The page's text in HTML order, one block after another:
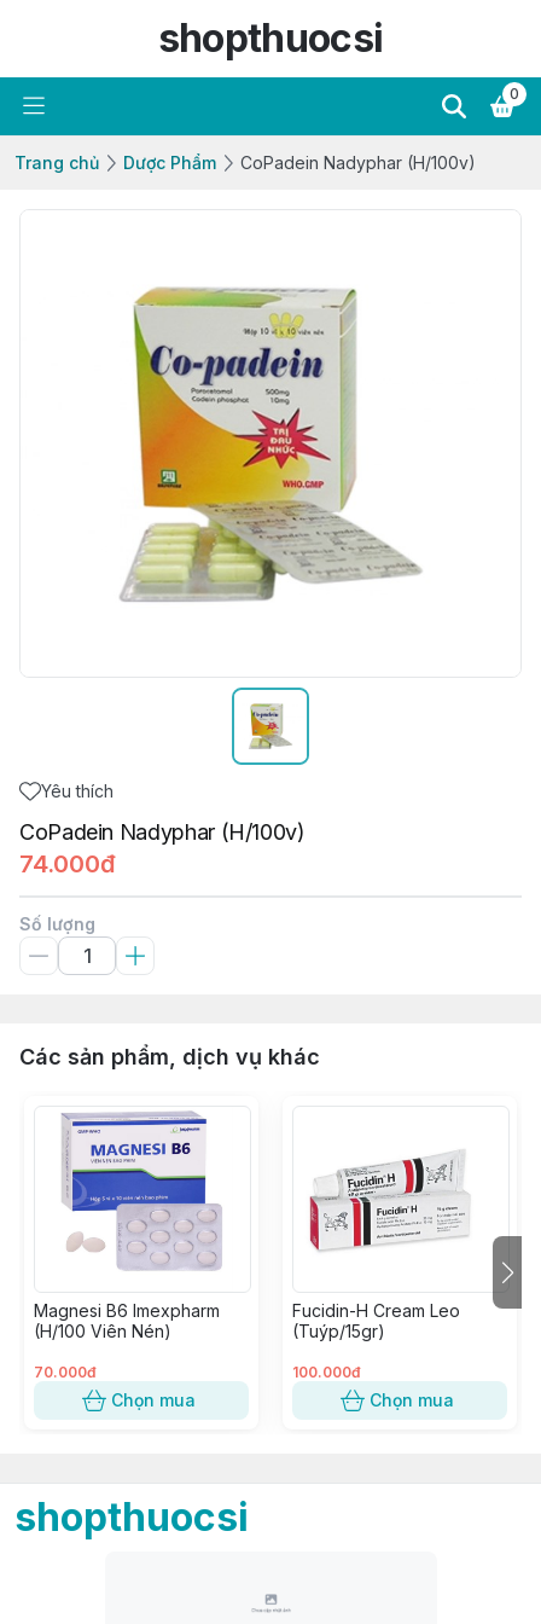
shopthuocsi
0
Trang chủ Dược Phẩm CoPadein Nadyphar (H/100v)
Yêu thích
CoPadein Nadyphar (H/100v)
74.000đ
Số lượng
Các sản phẩm, dịch vụ khác
Magnesi B6 Imexpharm
(H/100 Viên Nén)
70.000đ
Chọn mua
Fucidin-H Cream Leo
(Tuýp/15gr)
100.000đ
Chọn mua
shopthuocsi